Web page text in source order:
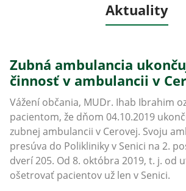
Aktuality
Zubná ambulancia
činnosť v ambulancii v
Vážení občania, MUDr. Ihab Ibrahim
pacientom, že dňom 04.10.2019
zubnej ambulancii v Cerovej. Svoju
presúva do Polikliniky v Senici na 2.
dverí 205. Od 8. októbra 2019, t. j. od
ošetrovať pacientov už len v Senici.